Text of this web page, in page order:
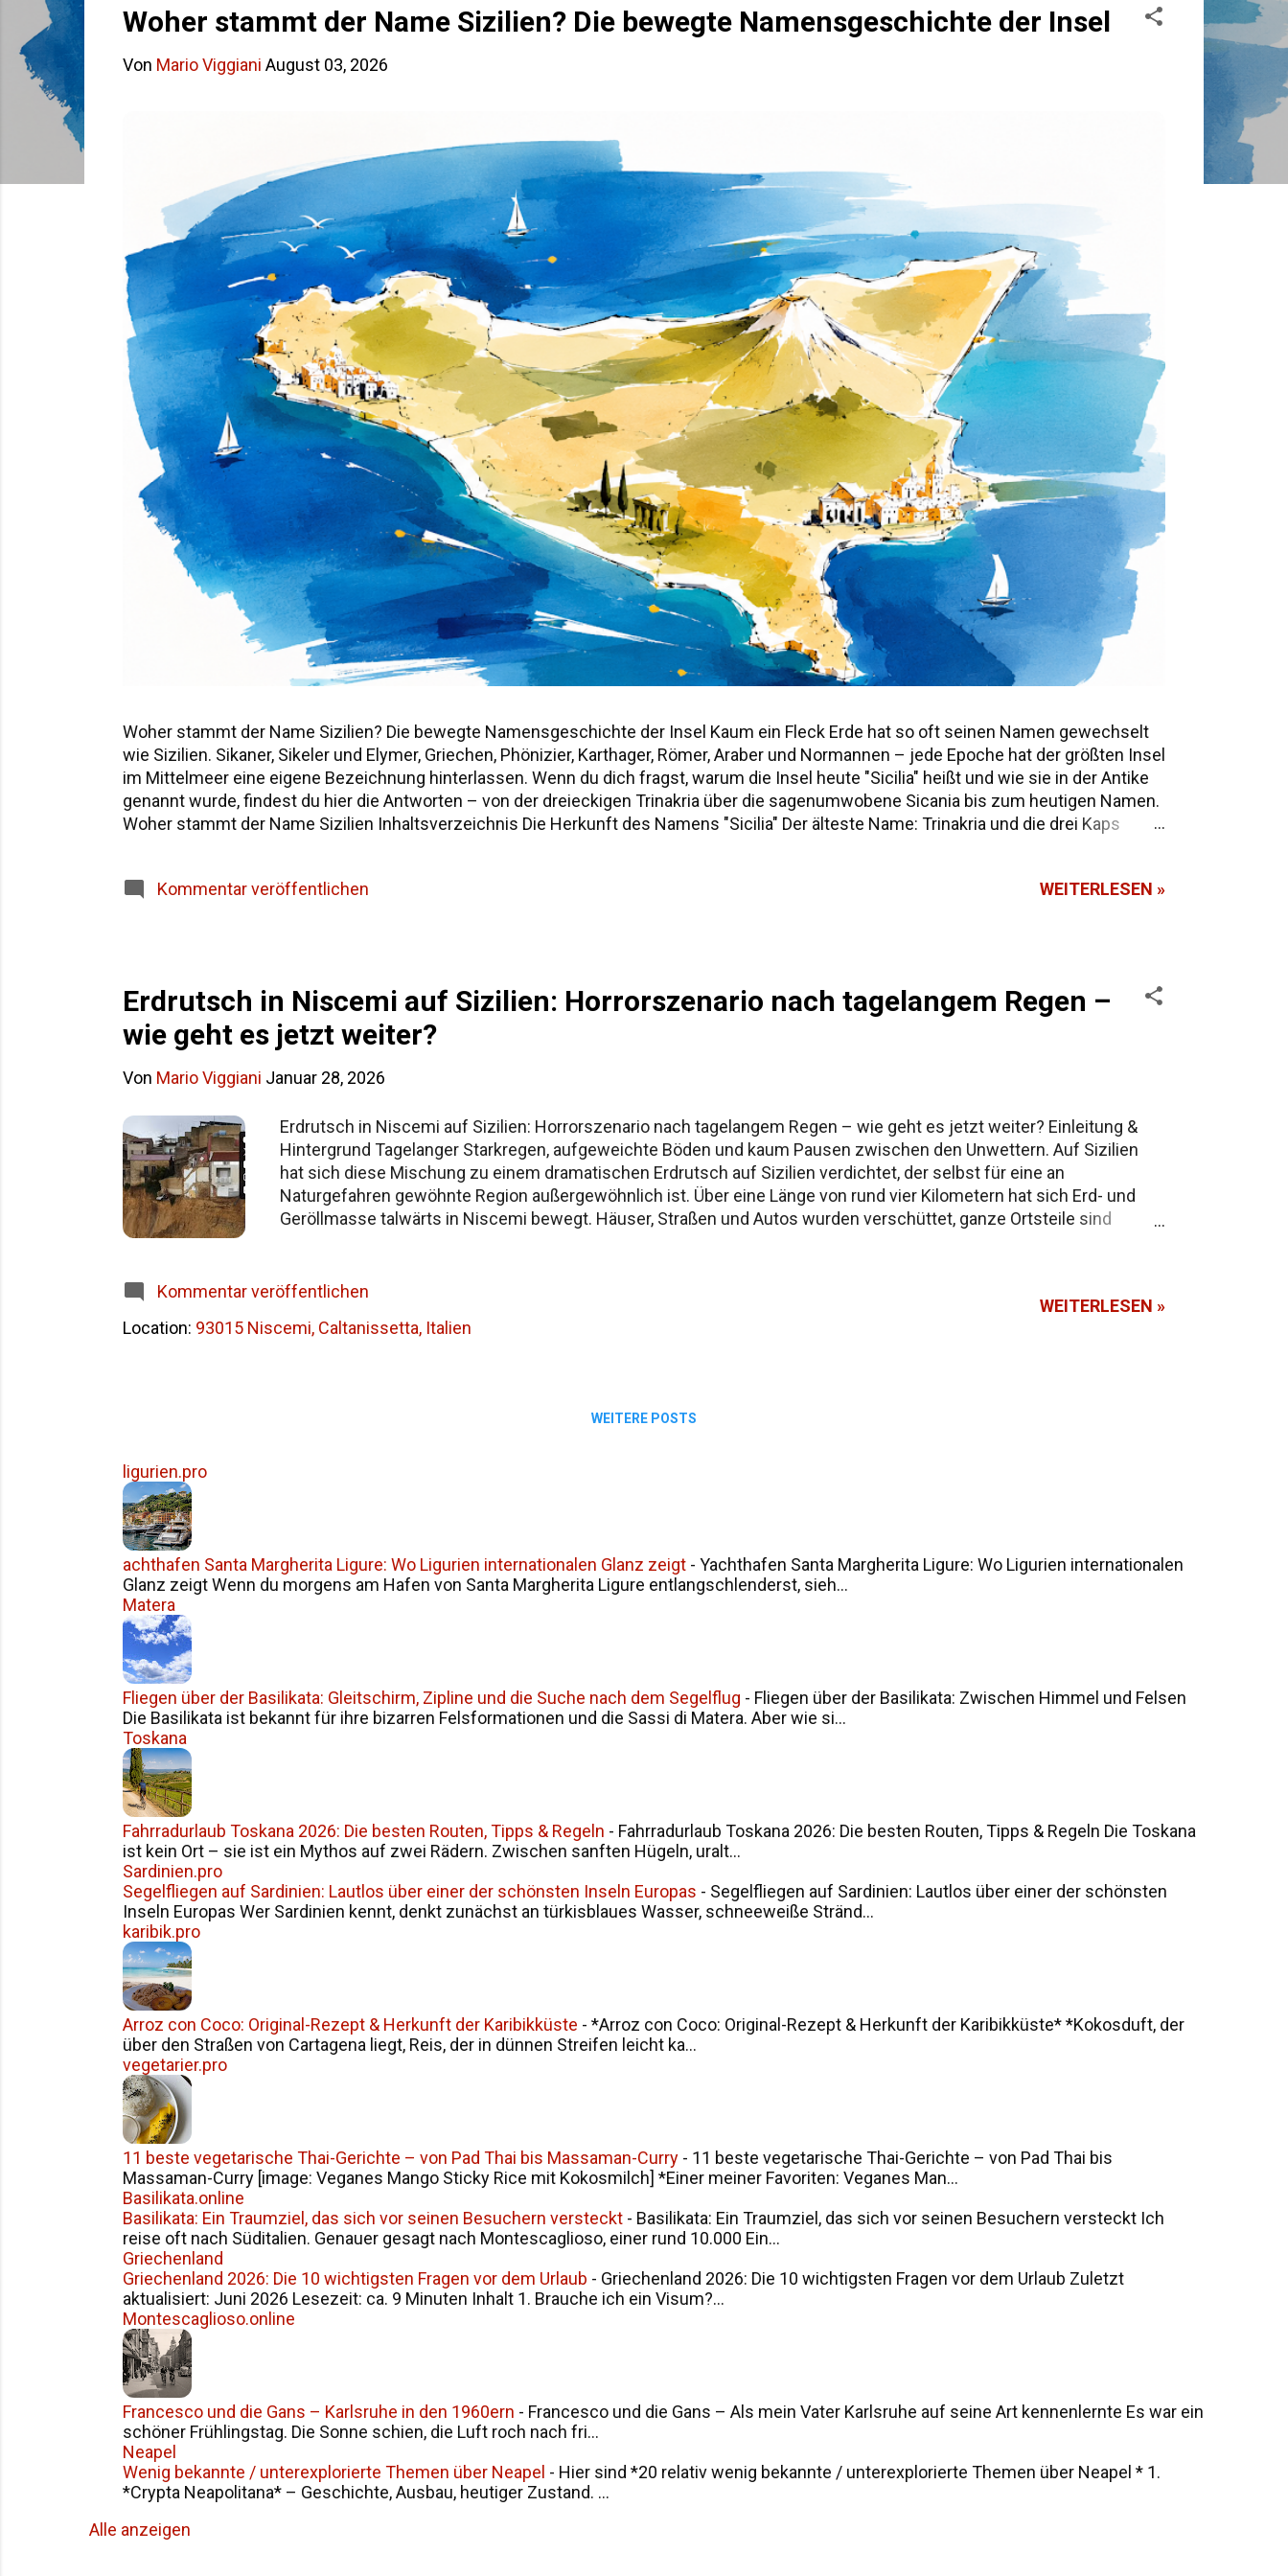
Woher stammt der Name Sizilien? Die bewegte Namensgeschichte der Insel
Von Mario Viggiani August 03, 2026
Woher stammt der Name Sizilien? Die bewegte Namensgeschichte der Insel Kaum ein Fleck Erde hat so oft seinen Namen gewechselt
wie Sizilien. Sikaner, Sikeler und Elymer, Griechen, Phönizier, Karthager, Römer, Araber und Normannen – jede Epoche hat der größten Insel
im Mittelmeer eine eigene Bezeichnung hinterlassen. Wenn du dich fragst, warum die Insel heute "Sicilia" heißt und wie sie in der Antike
genannt wurde, findest du hier die Antworten – von der dreieckigen Trinakria über die sagenumwobene Sicania bis zum heutigen Namen.
Woher stammt der Name Sizilien Inhaltsverzeichnis Die Herkunft des Namens "Sicilia" Der älteste Name: Trinakria und die drei Kaps
Kommentar veröffentlichen
WEITERLESEN »
Erdrutsch in Niscemi auf Sizilien: Horrorszenario nach tagelangem Regen –
wie geht es jetzt weiter?
Von Mario Viggiani Januar 28, 2026
Erdrutsch in Niscemi auf Sizilien: Horrorszenario nach tagelangem Regen – wie geht es jetzt weiter? Einleitung &
Hintergrund Tagelanger Starkregen, aufgeweichte Böden und kaum Pausen zwischen den Unwettern. Auf Sizilien
hat sich diese Mischung zu einem dramatischen Erdrutsch auf Sizilien verdichtet, der selbst für eine an
Naturgefahren gewöhnte Region außergewöhnlich ist. Über eine Länge von rund vier Kilometern hat sich Erd- und
Geröllmasse talwärts in Niscemi bewegt. Häuser, Straßen und Autos wurden verschüttet, ganze Ortsteile sind
heftigeren Wetterlagen. Der aktuelle Erdrutsch ist deshalb nicht nur eine lokale Katastrophe, sondern auch ein
Warnsignal mit politischer und gesellschaftlicher Tragweite. Was ist beim Erdrutsch auf Sizilien passiert? Der
Auslös...
Kommentar veröffentlichen
Location: 93015 Niscemi, Caltanissetta, Italien
WEITERLESEN »
WEITERE POSTS
ligurien.pro
achthafen Santa Margherita Ligure: Wo Ligurien internationalen Glanz zeigt - Yachthafen Santa Margherita Ligure: Wo Ligurien internationalen
Glanz zeigt Wenn du morgens am Hafen von Santa Margherita Ligure entlangschlenderst, sieh...
Matera
Fliegen über der Basilikata: Gleitschirm, Zipline und die Suche nach dem Segelflug - Fliegen über der Basilikata: Zwischen Himmel und Felsen
Die Basilikata ist bekannt für ihre bizarren Felsformationen und die Sassi di Matera. Aber wie si...
Toskana
Fahrradurlaub Toskana 2026: Die besten Routen, Tipps & Regeln - Fahrradurlaub Toskana 2026: Die besten Routen, Tipps & Regeln Die Toskana
ist kein Ort – sie ist ein Mythos auf zwei Rädern. Zwischen sanften Hügeln, uralt...
Sardinien.pro
Segelfliegen auf Sardinien: Lautlos über einer der schönsten Inseln Europas - Segelfliegen auf Sardinien: Lautlos über einer der schönsten
Inseln Europas Wer Sardinien kennt, denkt zunächst an türkisblaues Wasser, schneeweiße Stränd...
karibik.pro
Arroz con Coco: Original-Rezept & Herkunft der Karibikküste - *Arroz con Coco: Original-Rezept & Herkunft der Karibikküste* *Kokosduft, der
über den Straßen von Cartagena liegt, Reis, der in dünnen Streifen leicht ka...
vegetarier.pro
11 beste vegetarische Thai-Gerichte – von Pad Thai bis Massaman-Curry - 11 beste vegetarische Thai-Gerichte – von Pad Thai bis
Massaman-Curry [image: Veganes Mango Sticky Rice mit Kokosmilch] *Einer meiner Favoriten: Veganes Man...
Basilikata.online
Basilikata: Ein Traumziel, das sich vor seinen Besuchern versteckt - Basilikata: Ein Traumziel, das sich vor seinen Besuchern versteckt Ich
reise oft nach Süditalien. Genauer gesagt nach Montescaglioso, einer rund 10.000 Ein...
Griechenland
Griechenland 2026: Die 10 wichtigsten Fragen vor dem Urlaub - Griechenland 2026: Die 10 wichtigsten Fragen vor dem Urlaub Zuletzt
aktualisiert: Juni 2026 Lesezeit: ca. 9 Minuten Inhalt 1. Brauche ich ein Visum?...
Montescaglioso.online
Francesco und die Gans – Karlsruhe in den 1960ern - Francesco und die Gans – Als mein Vater Karlsruhe auf seine Art kennenlernte Es war ein
schöner Frühlingstag. Die Sonne schien, die Luft roch nach fri...
Neapel
Wenig bekannte / unterexplorierte Themen über Neapel - Hier sind *20 relativ wenig bekannte / unterexplorierte Themen über Neapel * 1.
*Crypta Neapolitana* – Geschichte, Ausbau, heutiger Zustand. ...
Alle anzeigen